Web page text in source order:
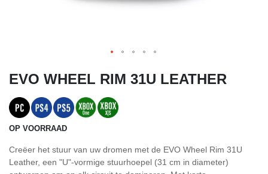
EVO WHEEL RIM 31U LEATHER
OP VOORRAAD
Creëer het stuur van uw dromen met de EVO Wheel Rim 31U
Leather, een "U"-vormige stuurhoepel (31 cm in diameter)